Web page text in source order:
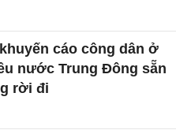
cáo công dân ở
nước Trung Đông sẵn
rời đi